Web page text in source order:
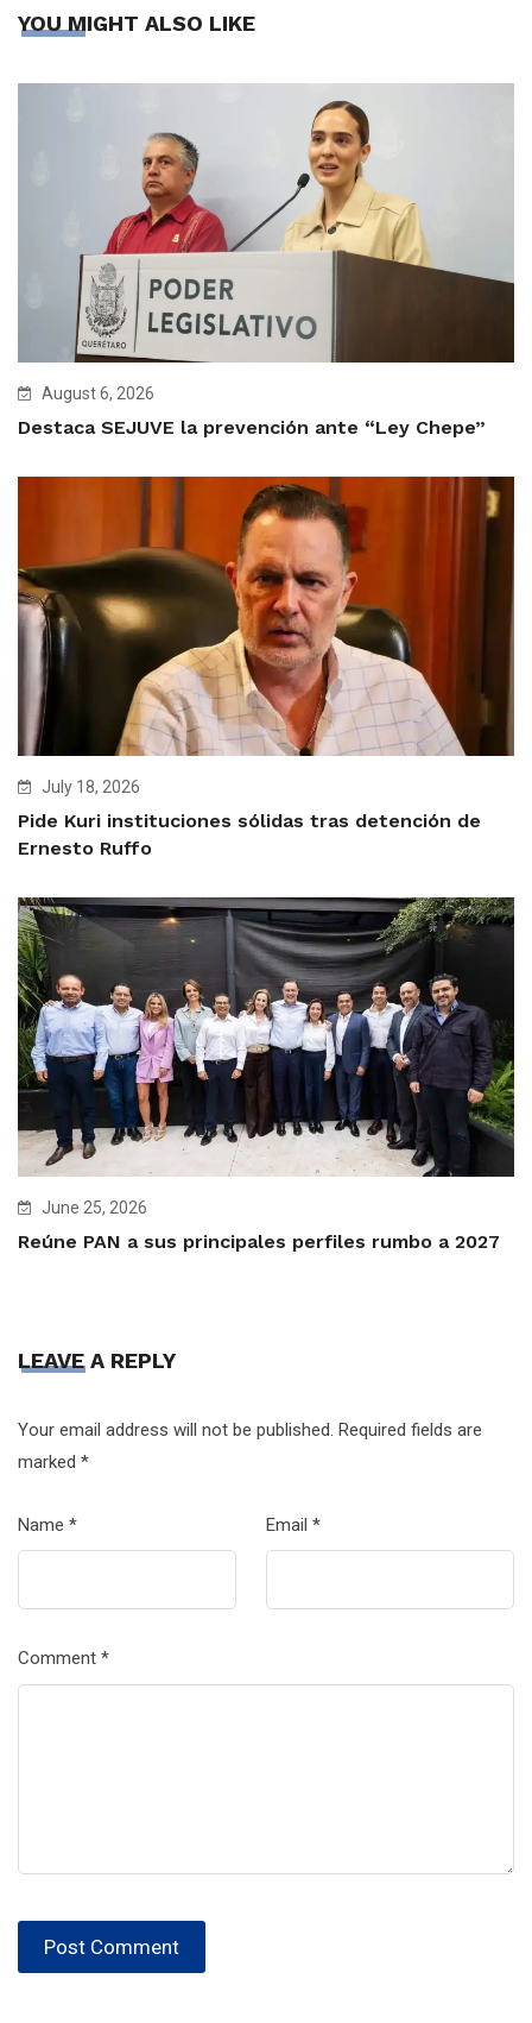
YOU MIGHT ALSO LIKE
August 6, 2026
Destaca SEJUVE la prevención ante “Ley Chepe”
July 18, 2026
Pide Kuri instituciones sólidas tras detención de
Ernesto Ruffo
June 25, 2026
Reúne PAN a sus principales perfiles rumbo a 2027
LEAVE A REPLY
Your email address will not be published. Required fields are
marked *
Name * Email *
Comment *